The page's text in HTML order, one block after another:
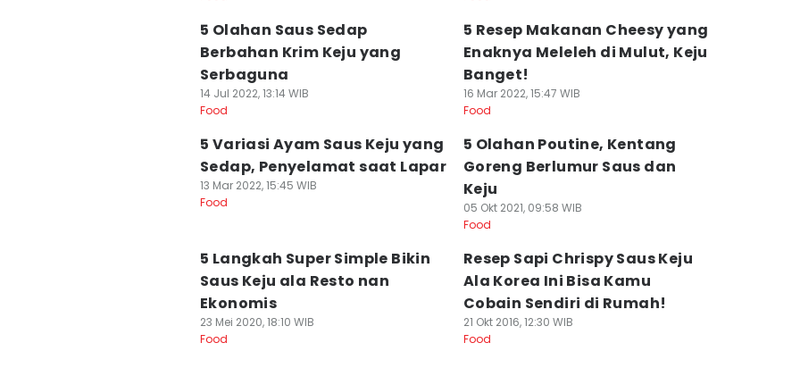
5 Olahan Saus Sedap
Berbahan Krim Keju yang
Serbaguna
14 Jul 2022, 13:14 WIB
Food
5 Resep Makanan Cheesy yang
Enaknya Meleleh di Mulut, Keju
Banget!
16 Mar 2022, 15:47 WIB
Food
5 Variasi Ayam Saus Keju yang
Sedap, Penyelamat saat Lapar
13 Mar 2022, 15:45 WIB
Food
5 Olahan Poutine, Kentang
Goreng Berlumur Saus dan
Keju
05 Okt 2021, 09:58 WIB
Food
5 Langkah Super Simple Bikin
Saus Keju ala Resto nan
Ekonomis
23 Mei 2020, 18:10 WIB
Food
Resep Sapi Chrispy Saus Keju
Ala Korea Ini Bisa Kamu
Cobain Sendiri di Rumah!
21 Okt 2016, 12:30 WIB
Food